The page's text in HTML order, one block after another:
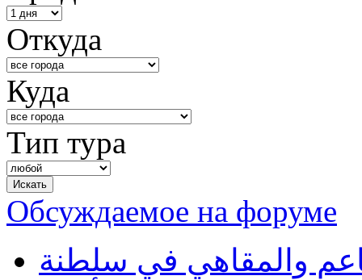
Откуда
Куда
Тип тура
Обсуждаемое на форуме
والمقاهي في سلطنة